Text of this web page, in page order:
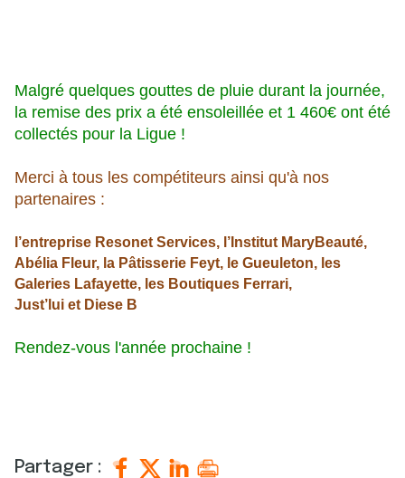
Malgré quelques gouttes de pluie durant la journée,
la remise des prix a été ensoleillée et 1 460€ ont été
collectés pour la Ligue !
Merci à tous les compétiteurs ainsi qu'à nos
partenaires :
l’entreprise Resonet Services, l’Institut MaryBeauté,
Abélia Fleur, la Pâtisserie Feyt, le Gueuleton, les
Galeries Lafayette, les Boutiques Ferrari,
Just’lui et Diese B
Rendez-vous l'année prochaine !
Partager :